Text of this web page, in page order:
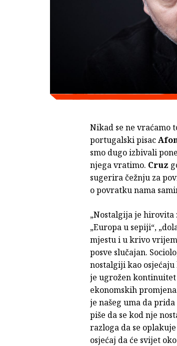
Nikad se ne vraćamo
portugalski pisac
smo dugo izbivali
njega vratimo. Cruz
sugerira čežnju za
o povratku nama
„Nostalgija je hirovita
„Europa u sepiji“,
mjestu i u krivo
posve slučajan.
nostalgiji kao
je ugrožen
ekonomskih
je našeg uma da
piše da se kod nje
razloga da se
osjećaj da će svijet